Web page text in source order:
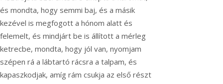
és mondta, hogy semmi baj, és a másik
kezével is megfogott a hónom alatt és
felemelt, és mindjárt be is állított a mérleg
ketrecbe, mondta, hogy jól van, nyomjam
szépen rá a lábtartó rácsra a talpam, és
kapaszkodjak, amíg rám csukja az első részt